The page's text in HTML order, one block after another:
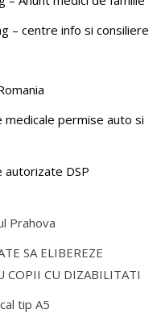
– centre info si consiliere
permise auto si
DSP
Prahova
SA ELIBEREZE
COPII CU DIZABILITATI
tip A5